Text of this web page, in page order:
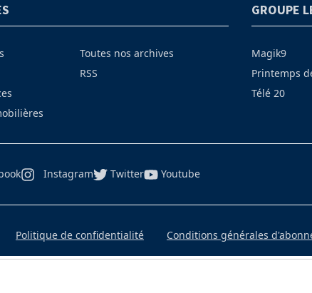
Toutes nos archives
RSS
GROUPE
Magik9
Printemps
Télé 20
Instagram Twitter Youtube
Politique de confidentialité Conditions générales